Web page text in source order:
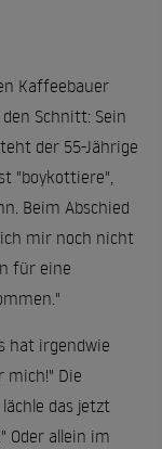
Kaffeebauer
Schnitt: Sein
der 55-Jährige
"boykottiere",
Beim Abschied
mir noch nicht
für eine
hat irgendwie
mich!" Die
das jetzt
Oder allein im